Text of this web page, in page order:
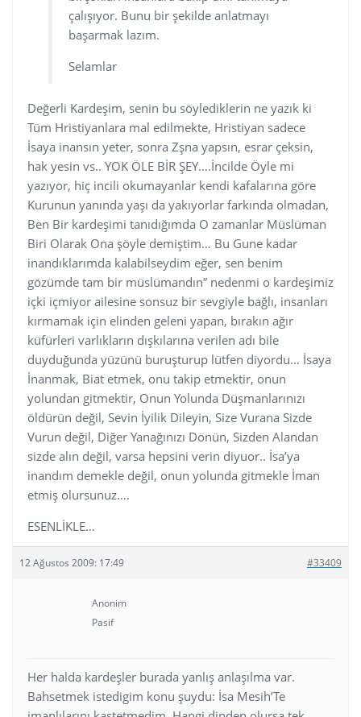
çalışıyor. Bunu bir şekilde anlatmayı
başarmak lazım.
Selamlar
Değerli Kardeşim, senin bu söylediklerin ne yazık ki
Tüm Hristiyanlara mal edilmekte, Hristiyan sadece
İsaya inansın yeter, sonra Zşna yapsın, esrar çeksin,
hak yesin vs.. YOK ÖLE BİR ŞEY….İncilde Öyle mi
yazıyor, hiç incili okumayanlar kendi kafalarına göre
Kurunun yanında yaşı da yakıyorlar farkında olmadan,
Ben Bir kardeşimi tanıdığımda O zamanlar Müslüman
Biri Olarak Ona şöyle demiştim… Bu Gune kadar
inandıklarımda kalabilseydim eğer, sen benim
gözümde tam bir müslümandın” nedenmi o kardeşimiz
içki içmiyor ailesine sonsuz bir sevgiyle bağlı, insanları
kırmamak için elinden geleni yapan, bırakın ağır
küfürleri varlıkların dışkılarına verilen adı bile
duyduğunda yüzünü buruşturup lütfen diyordu… İsaya
İnanmak, Biat etmek, onu takip etmektir, onun
yolundan gitmektir, Onun Yolunda Düşmanlarınızı
öldürün değil, Sevin İyilik Dileyin, Size Vurana Sizde
Vurun değil, Diğer Yanağınızı Dönün, Sizden Alandan
sizde alın değil, varsa hepsini verin diyuor.. İsa’ya
inandım demekle değil, onun yolunda gitmekle İman
etmiş olursunuz….
ESENLİKLE…
12 Ağustos 2009: 17:49 #33409
Anonim
Pasif
Her halda kardeşler burada yanlış anlaşılma var.
Bahsetmek istedigim konu şuydu: İsa Mesih’Te